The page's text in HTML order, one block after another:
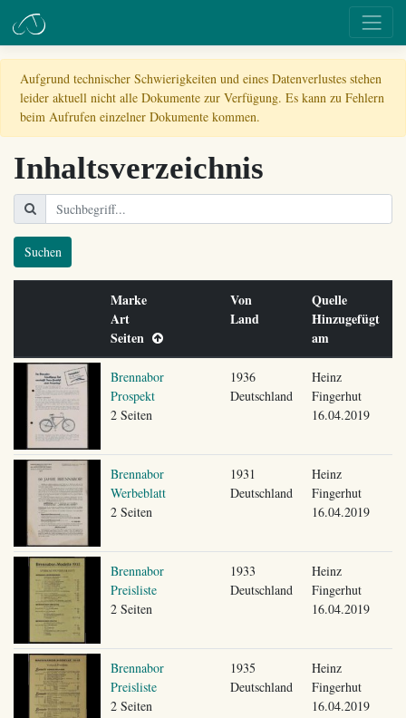
Aufgrund technischer Schwierigkeiten und eines Datenverlustes stehen
leider aktuell nicht alle Dokumente zur Verfügung. Es kann zu Fehlern
beim Aufrufen einzelner Dokumente kommen.
Inhaltsverzeichnis
Suchen
Marke
Art
Seiten
Von
Land
Quelle
Hinzugefügt
am
Brennabor
Prospekt
2 Seiten
1936
Deutschland
Heinz
Fingerhut
16.04.2019
Brennabor
Werbeblatt
2 Seiten
1931
Deutschland
Heinz
Fingerhut
16.04.2019
Brennabor
Preisliste
2 Seiten
1933
Deutschland
Heinz
Fingerhut
16.04.2019
Brennabor
Preisliste
2 Seiten
1935
Deutschland
Heinz
Fingerhut
16.04.2019